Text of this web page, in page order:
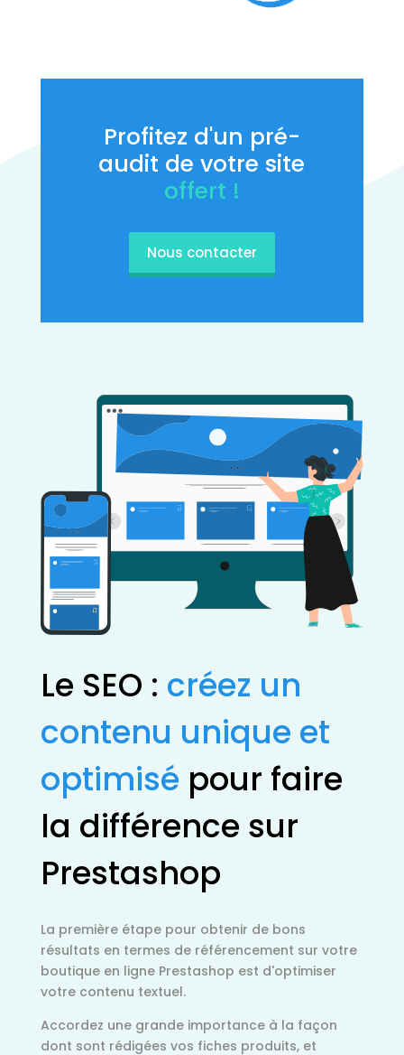
Profitez d'un pré-
audit de votre site
offert !
Nous contacter
Le SEO : créez un
contenu unique et
optimisé pour faire
la différence sur
Prestashop
La première étape pour obtenir de bons
résultats en termes de référencement sur votre
boutique en ligne Prestashop est d'optimiser
votre contenu textuel.
Accordez une grande importance à la façon
dont sont rédigées vos fiches produits, et